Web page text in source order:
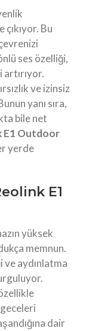
Bu
ses özelliği,
ve izinsiz
yanı sıra,
bile net
E1 Outdoor
yerde
E1
yüksek
memnun.
aydınlatma
dair